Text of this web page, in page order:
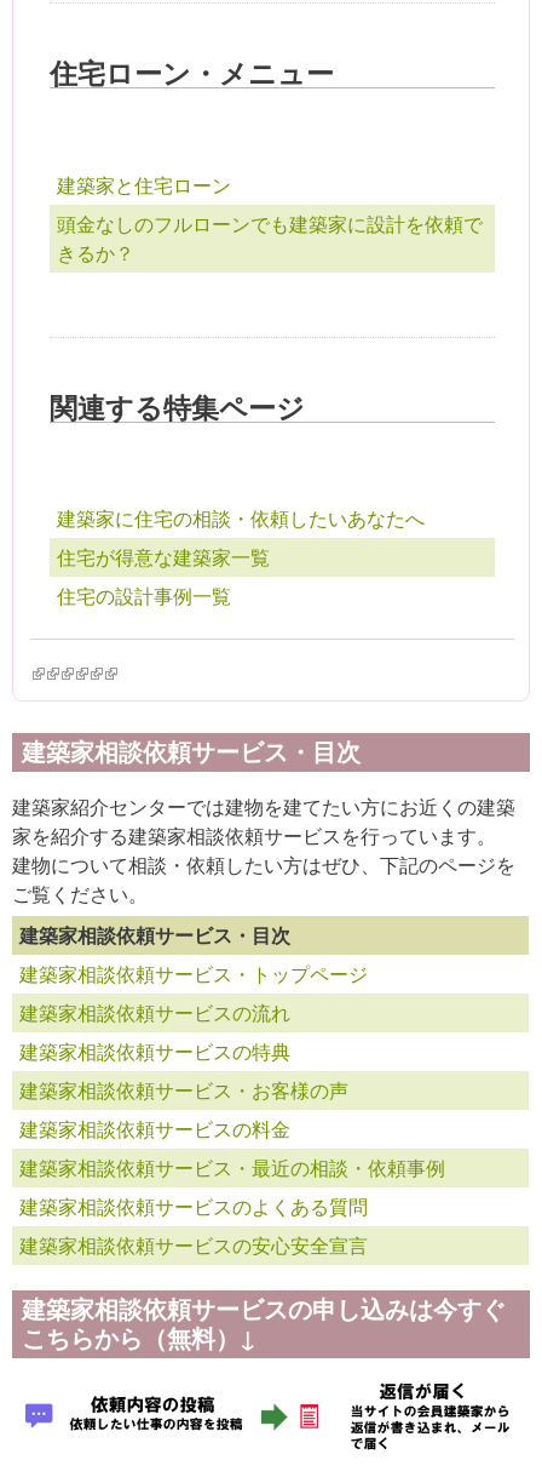
住宅ローン・メニュー
建築家と住宅ローン
頭金なしのフルローンでも建築家に設計を依頼で
きるか？
関連する特集ページ
建築家に住宅の相談・依頼したいあなたへ
住宅が得意な建築家一覧
住宅の設計事例一覧
(link is external)
(link is external)
(link is external)
(link is external)
(link is external)
(link is external)
建築家相談依頼サービス・目次
建築家紹介センターでは建物を建てたい方にお近くの建築
家を紹介する建築家相談依頼サービスを行っています。
建物について相談・依頼したい方はぜひ、下記のページを
ご覧ください。
建築家相談依頼サービス・目次
建築家相談依頼サービス・トップページ
建築家相談依頼サービスの流れ
建築家相談依頼サービスの特典
建築家相談依頼サービス・お客様の声
建築家相談依頼サービスの料金
建築家相談依頼サービス・最近の相談・依頼事例
建築家相談依頼サービスのよくある質問
建築家相談依頼サービスの安心安全宣言
建築家相談依頼サービスの申し込みは今すぐ
こちらから（無料）↓